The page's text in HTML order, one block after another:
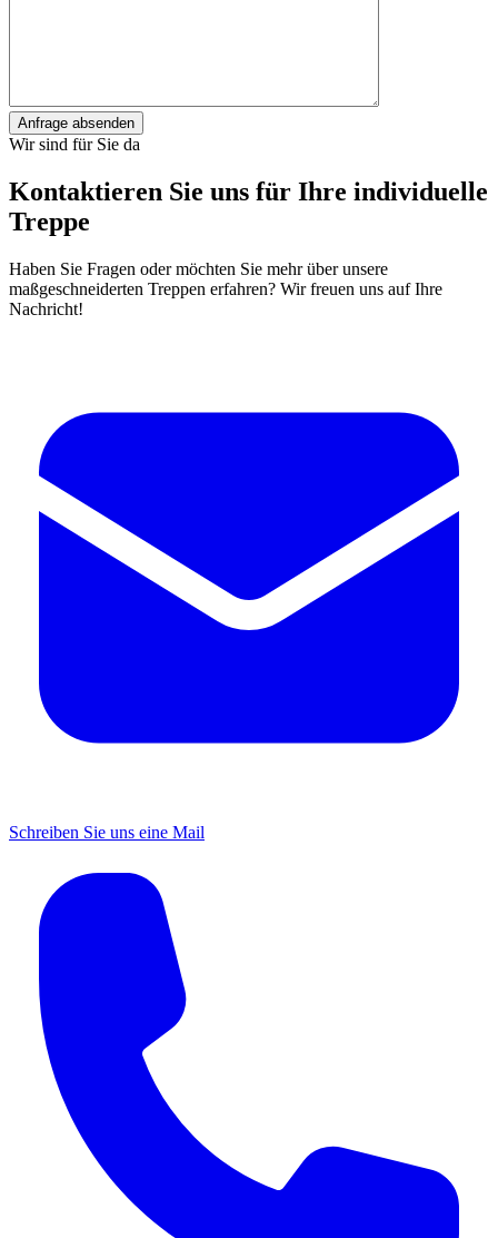
Anfrage absenden
Wir sind für Sie da
Kontaktieren Sie uns für Ihre individuelle
Treppe
Haben Sie Fragen oder möchten Sie mehr über unsere
maßgeschneiderten Treppen erfahren? Wir freuen uns auf Ihre
Nachricht!
Schreiben Sie uns eine Mail